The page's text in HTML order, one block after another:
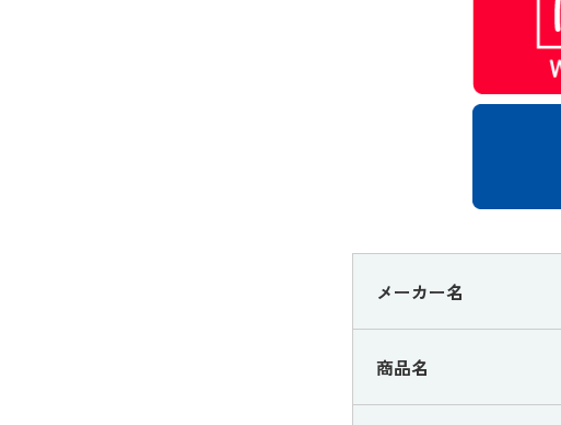
メーカー名
商品名